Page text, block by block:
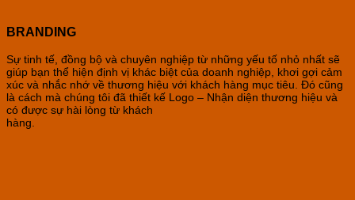
BRANDING
Sự tinh tế, đồng bộ và chuyên nghiệp từ những yếu tố nhỏ nhất sẽ
giúp bạn thể hiện định vị khác biệt của doanh nghiệp, khơi gợi cảm
xúc và nhắc nhớ về thương hiệu với khách hàng mục tiêu. Đó cũng
là cách mà chúng tôi đã thiết kế Logo – Nhận diện thương hiệu và
có được sự hài lòng từ khách
hàng.